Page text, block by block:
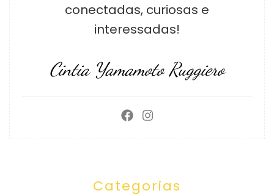
conectadas, curiosas e
interessadas!
Cintia Yamamoto Ruggiero
Categorias